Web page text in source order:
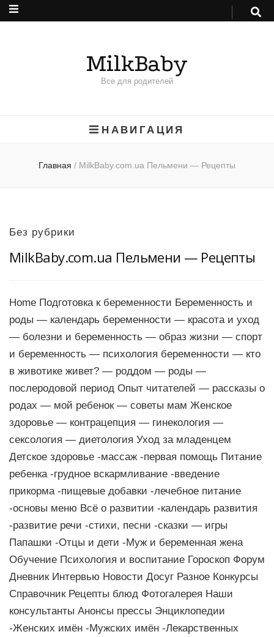
MilkBaby
Все для родителей
НАВИГАЦИЯ
Главная / MilkBaby.com.ua Пельмени — Рецепты
Без рубрики
MilkBaby.com.ua Пельмени — Рецепты
Home Подготовка к беременности Беременность и
роды — календарь беременности — красота и уход
— болезни и беременность — образ жизни — спорт
и беременность — психология беременности — кто
в животике живет? — роддом — роды —
послеродовой период Опыт читателей — рассказы о
родах — мой ребенок — советы мам Женское
здоровье — контрацепция — гинекология —
сексология — диетология Уход за младенцем
Детское здоровье -массаж -первая помощь Питание
ребенка -грудное вскармливание -введение
прикорма -пищевые добавки -лечебное питание
-основы меню Всё о развитии -календарь развития
-развитие речи -стихи, песни -сказки — игры
Папашки -Отцы и дети -Муж и беременная жена
Обучение Психология и воспитание Гороскоп Форум
Дневник Интервью Новости Досуг Разное Конкурсы
Справочник Рецепты блюд Фотогалерея Наши
консультанты Анонсы прессы Энциклопедии
-Женских имён -Мужских имён -Лекарственных